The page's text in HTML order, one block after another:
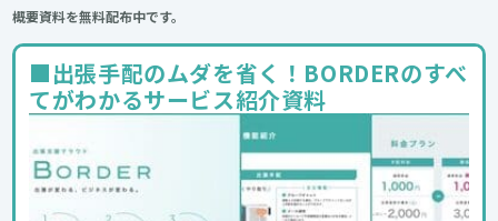
概要資料を無料配布中です。
■出張手配のムダを省く！BORDERのすべ
てがわかるサービス紹介資料